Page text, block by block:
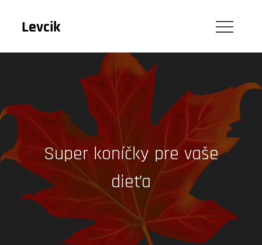
Levcik
Super koníčky pre vaše
dieťa